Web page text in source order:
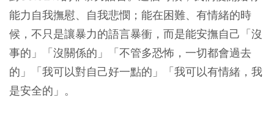
能力自我撫慰、自我悲憫；能在困難、有情緒的時
候，不只是讓暴力的語言暴衝，而是能安撫自己「沒
事的」「沒關係的」「不管多恐怖，一切都會過去
的」「我可以對自己好一點的」「我可以有情緒，我
是安全的」。